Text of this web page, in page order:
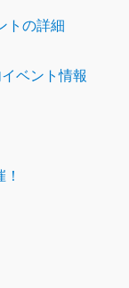
トの詳細
ベント情報